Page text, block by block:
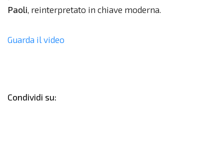
Paoli, reinterpretato in chiave moderna.
Guarda il video
Condividi su: